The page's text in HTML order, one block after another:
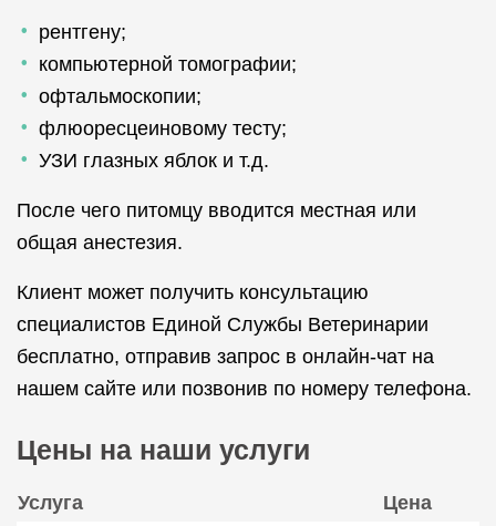
рентгену;
компьютерной томографии;
офтальмоскопии;
флюоресцеиновому тесту;
УЗИ глазных яблок и т.д.
После чего питомцу вводится местная или
общая анестезия.
Клиент может получить консультацию
специалистов Единой Службы Ветеринарии
бесплатно, отправив запрос в онлайн-чат на
нашем сайте или позвонив по номеру телефона.
Цены на наши услуги
Услуга
Цена